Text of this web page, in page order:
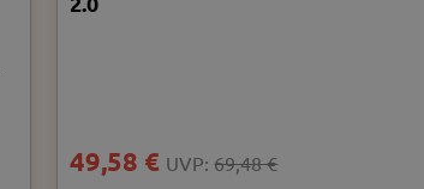
UVP:69,48 €
49,58 €